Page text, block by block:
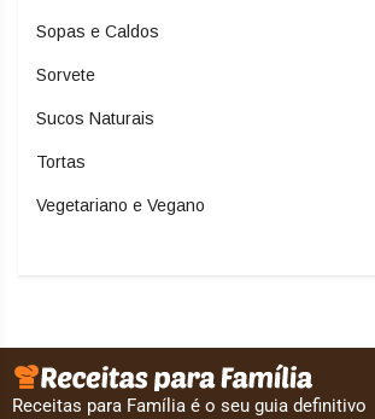
Sopas e Caldos
Sorvete
Sucos Naturais
Tortas
Vegetariano e Vegano
Receitas para Família é o seu guia definitivo